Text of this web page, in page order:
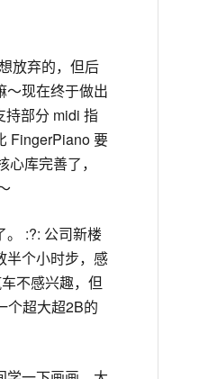
放弃的，但后
～现在终于做出
持部分 midi 指
FingerPiano 要
库完善了，
。 :?: 公司新楼
半个小时步，感
不感兴趣，但
个超大超2B的